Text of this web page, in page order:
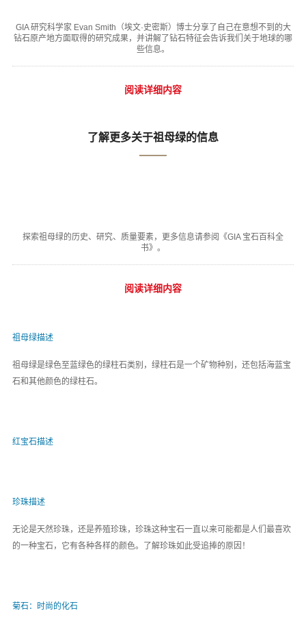
GIA 研究科学家 Evan Smith（埃文·史密斯）博士分享了自己在意想不到的大
钻石原产地方面取得的研究成果，并讲解了钻石特征会告诉我们关于地球的哪
些信息。
阅读详细内容
了解更多关于祖母绿的信息
探索祖母绿的历史、研究、质量要素，更多信息请参阅《GIA 宝石百科全
书》。
阅读详细内容
祖母绿描述
祖母绿是绿色至蓝绿色的绿柱石类别，绿柱石是一个矿物种别，还包括海蓝宝
石和其他颜色的绿柱石。
红宝石描述
珍珠描述
无论是天然珍珠，还是养殖珍珠，珍珠这种宝石一直以来可能都是人们最喜欢
的一种宝石，它有各种各样的颜色。了解珍珠如此受追捧的原因！
菊石：时尚的化石